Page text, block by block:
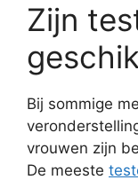
Zijn
Bij sommige
vrouwen zijn
De meeste